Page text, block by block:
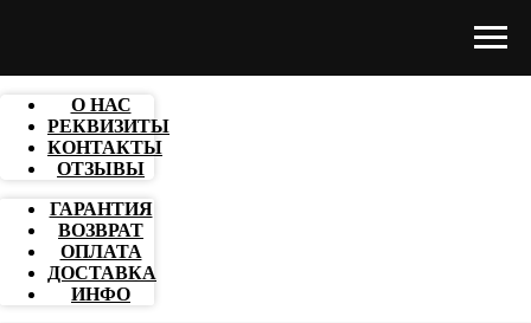
О НАС
РЕКВИЗИТЫ
КОНТАКТЫ
ОТЗЫВЫ
ГАРАНТИЯ
ВОЗВРАТ
ОПЛАТА
ДОСТАВКА
ИНФО